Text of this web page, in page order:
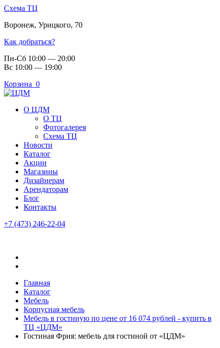
Схема ТЦ
Воронеж, Урицкого, 70
Как добраться?
Пн-Сб 10:00 — 20:00
Вс 10:00 — 19:00
Корзина 0
О ЦДМ
О ТЦ
Фотогалерея
Схема ТЦ
Новости
Каталог
Акции
Магазины
Дизайнерам
Арендаторам
Блог
Контакты
+7 (473) 246-22-04
Главная
Каталог
Мебель
Корпусная мебель
Мебель в гостиную по цене от 16 074 рублей - купить в
ТЦ «ЦДМ»
Гостиная Фрия: мебель для гостиной от «ЦДМ»